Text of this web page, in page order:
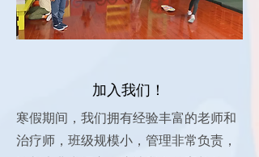
加入我们！
寒假期间，我们拥有经验丰富的老师和
治疗师，班级规模小，管理非常负责，